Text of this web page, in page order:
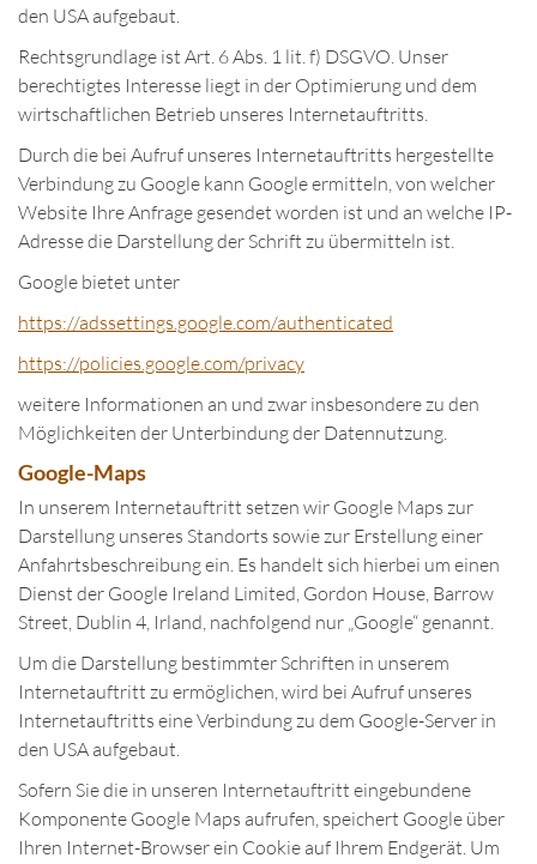
den USA aufgebaut.
Rechtsgrundlage ist Art. 6 Abs. 1 lit. f) DSGVO. Unser
berechtigtes Interesse liegt in der Optimierung und dem
wirtschaftlichen Betrieb unseres Internetauftritts.
Durch die bei Aufruf unseres Internetauftritts hergestellte
Verbindung zu Google kann Google ermitteln, von welcher
Website Ihre Anfrage gesendet worden ist und an welche IP-
Adresse die Darstellung der Schrift zu übermitteln ist.
Google bietet unter
https://adssettings.google.com/authenticated
https://policies.google.com/privacy
weitere Informationen an und zwar insbesondere zu den
Möglichkeiten der Unterbindung der Datennutzung.
Google-Maps
In unserem Internetauftritt setzen wir Google Maps zur
Darstellung unseres Standorts sowie zur Erstellung einer
Anfahrtsbeschreibung ein. Es handelt sich hierbei um einen
Dienst der Google Ireland Limited, Gordon House, Barrow
Street, Dublin 4, Irland, nachfolgend nur „Google“ genannt.
Um die Darstellung bestimmter Schriften in unserem
Internetauftritt zu ermöglichen, wird bei Aufruf unseres
Internetauftritts eine Verbindung zu dem Google-Server in
den USA aufgebaut.
Sofern Sie die in unseren Internetauftritt eingebundene
Komponente Google Maps aufrufen, speichert Google über
Ihren Internet-Browser ein Cookie auf Ihrem Endgerät. Um